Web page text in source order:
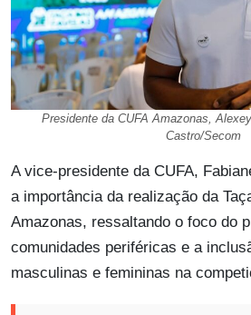
Presidente da CUFA Amazonas,
Castro/Secom
A vice-presidente da CUFA,
a importância da realização da
Amazonas, ressaltando o foco do
comunidades periféricas e a
masculinas e femininas na